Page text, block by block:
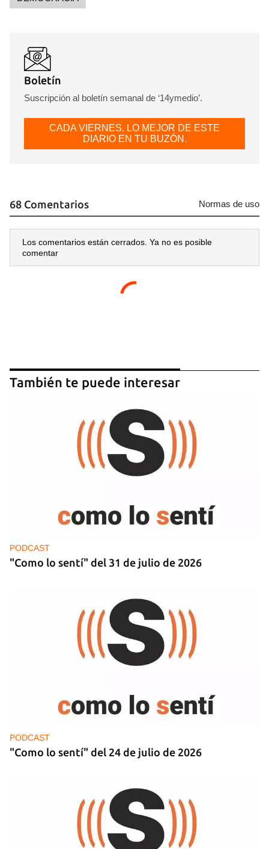
Para poder guardar como favorito, primero has de
iniciar sesión con tu cuenta de 14ymedio.
INICIAR SESIÓN CANCELAR
Boletín
Suscripción al boletín semanal de ‘14ymedio’.
CADA VIERNES, LO MEJOR DE ESTE
DIARIO EN TU BUZÓN.
68 Comentarios Normas de uso
Los comentarios están cerrados. Ya no es posible
comentar
También te puede interesar
PODCAST
"Como lo sentí" del 31 de julio de 2026
PODCAST
"Como lo sentí" del 24 de julio de 2026